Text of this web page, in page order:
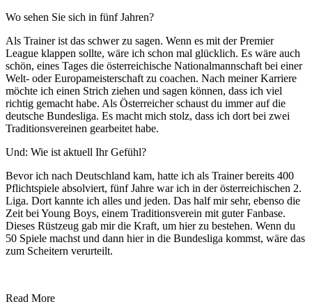
Wo sehen Sie sich in fünf Jahren?
Als Trainer ist das schwer zu sagen. Wenn es mit der Premier
League klappen sollte, wäre ich schon mal glücklich. Es wäre auch
schön, eines Tages die österreichische Nationalmannschaft bei einer
Welt- oder Europameisterschaft zu coachen. Nach meiner Karriere
möchte ich einen Strich ziehen und sagen können, dass ich viel
richtig gemacht habe. Als Österreicher schaust du immer auf die
deutsche Bundesliga. Es macht mich stolz, dass ich dort bei zwei
Traditionsvereinen gearbeitet habe.
Und: Wie ist aktuell Ihr Gefühl?
Bevor ich nach Deutschland kam, hatte ich als Trainer bereits 400
Pflichtspiele absolviert, fünf Jahre war ich in der österreichischen 2.
Liga. Dort kannte ich alles und jeden. Das half mir sehr, ebenso die
Zeit bei Young Boys, einem Traditionsverein mit guter Fanbase.
Dieses Rüstzeug gab mir die Kraft, um hier zu bestehen. Wenn du
50 Spiele machst und dann hier in die Bundesliga kommst, wäre das
zum Scheitern verurteilt.
Read More